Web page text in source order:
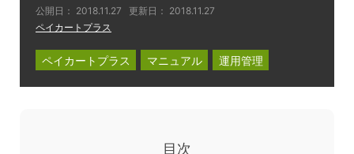
公開日： 2018.11.27 更新日： 2018.11.27
ペイカートプラス
ペイカートプラス マニュアル 運用管理
目次